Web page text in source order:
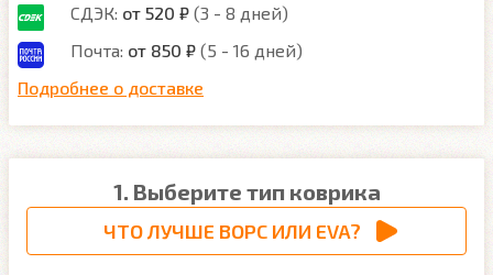
СДЭК: от 520 ₽ (3 - 8 дней)
Почта: от 850 ₽ (5 - 16 дней)
Подробнее о доставке
1. Выберите тип коврика
ЧТО ЛУЧШЕ ВОРС ИЛИ EVA?